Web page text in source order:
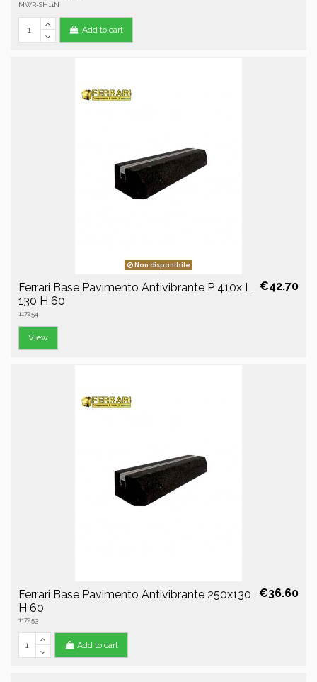
MWR-SH11N
Add to cart
Non disponibile
Ferrari Base Pavimento Antivibrante P 410x L
130 H 60
117254
€42.70
View
Ferrari Base Pavimento Antivibrante 250x130
H 60
117253
€36.60
Add to cart